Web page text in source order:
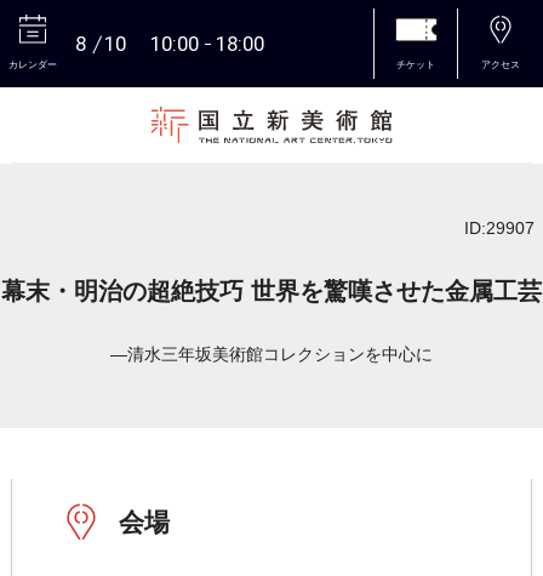
カレンダー
8 10 10:00 18:00
チケット アクセス
ID:29907
幕末・明治の超絶技巧 世界を驚嘆させた金属工芸
―清水三年坂美術館コレクションを中心に
会場